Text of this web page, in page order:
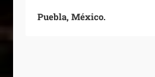
Puebla, México.